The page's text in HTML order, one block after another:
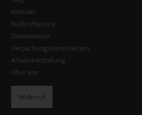
Kontakt
Rückrufservice
Datenservice
Verpackungskonstruktion
Artworkerstellung
Über uns
Widerruf